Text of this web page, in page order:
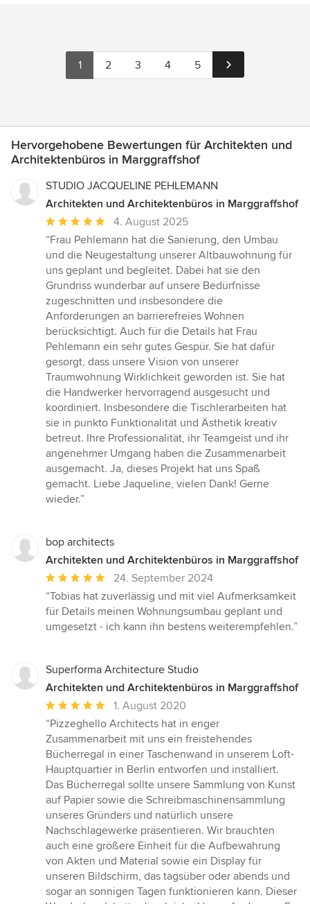
1 2 3 4 5
Hervorgehobene Bewertungen für Architekten und
Architektenbüros in Marggraffshof
STUDIO JACQUELINE PEHLEMANN
Architekten und Architektenbüros in Marggraffshof
Durchschnittliche
Bewertung:
5
von
5
Sternen
4. August 2025
“Frau Pehlemann hat die Sanierung, den Umbau
und die Neugestaltung unserer Altbauwohnung für
uns geplant und begleitet. Dabei hat sie den
Grundriss wunderbar auf unsere Bedürfnisse
zugeschnitten und insbesondere die
Anforderungen an barrierefreies Wohnen
berücksichtigt. Auch für die Details hat Frau
Pehlemann ein sehr gutes Gespür. Sie hat dafür
gesorgt, dass unsere Vision von unserer
Traumwohnung Wirklichkeit geworden ist. Sie hat
die Handwerker hervorragend ausgesucht und
koordiniert. Insbesondere die Tischlerarbeiten hat
sie in punkto Funktionalität und Ästhetik kreativ
betreut. Ihre Professionalität, ihr Teamgeist und ihr
angenehmer Umgang haben die Zusammenarbeit
ausgemacht. Ja, dieses Projekt hat uns Spaß
gemacht. Liebe Jaqueline, vielen Dank! Gerne
wieder.”
bop architects
Architekten und Architektenbüros in Marggraffshof
Durchschnittliche
Bewertung:
5
von
24. September 2024
“Tobias hat zuverlässig und mit viel Aufmerksamkeit
für Details meinen Wohnungsumbau geplant und
umgesetzt - ich kann ihn bestens weiterempfehlen.”
Superforma Architecture Studio
Architekten und Architektenbüros in Marggraffshof
Durchschnittliche
Bewertung:
5
von
5
Sternen
1. August 2020
“Pizzeghello Architects hat in enger
Zusammenarbeit mit uns ein freistehendes
Bücherregal in einer Taschenwand in unserem Loft-
Hauptquartier in Berlin entworfen und installiert.
Das Bücherregal sollte unsere Sammlung von Kunst
auf Papier sowie die Schreibmaschinensammlung
unseres Gründers und natürlich unsere
Nachschlagewerke präsentieren. Wir brauchten
auch eine größere Einheit für die Aufbewahrung
von Akten und Material sowie ein Display für
unseren Bildschirm, das tagsüber oder abends und
sogar an sonnigen Tagen funktionieren kann. Dieser